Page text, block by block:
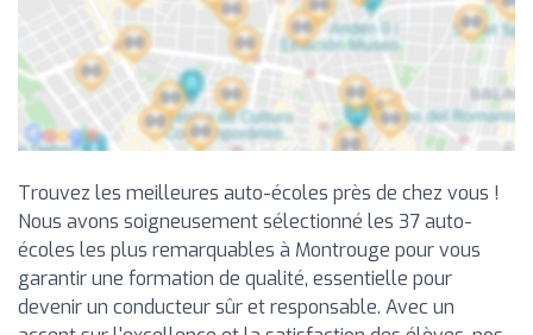
Trouvez les meilleures auto-écoles près de chez vous !
Nous avons soigneusement sélectionné les 37 auto-
écoles les plus remarquables à Montrouge pour vous
garantir une formation de qualité, essentielle pour
devenir un conducteur sûr et responsable. Avec un